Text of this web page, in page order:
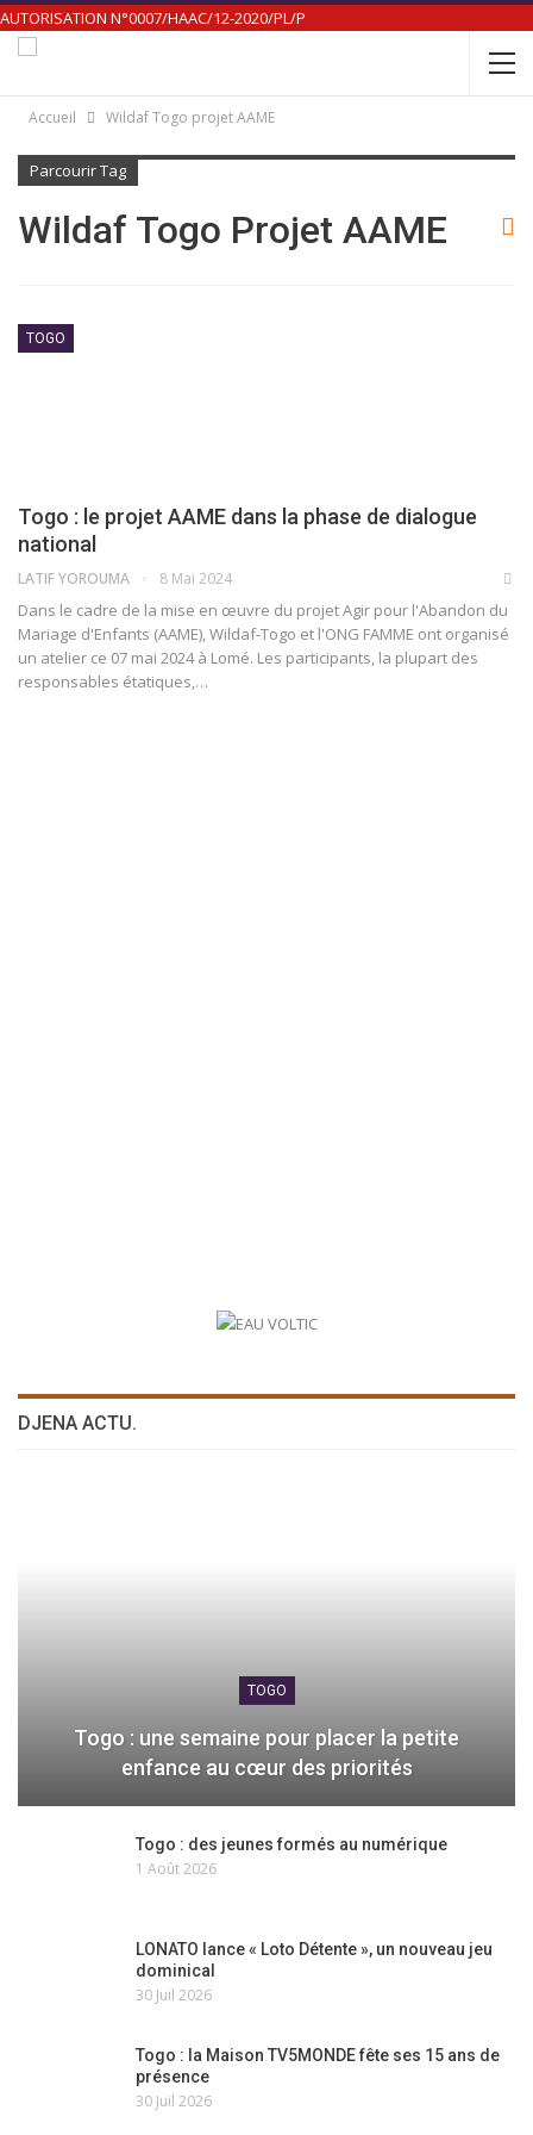
AUTORISATION N°0007/HAAC/12-2020/PL/P
Accueil Wildaf Togo projet AAME
Parcourir Tag
Wildaf Togo Projet AAME
TOGO
Togo : le projet AAME dans la phase de dialogue
national
LATIF YOROUMA 8 Mai 2024
Dans le cadre de la mise en œuvre du projet Agir pour l'Abandon du
Mariage d'Enfants (AAME), Wildaf-Togo et l'ONG FAMME ont organisé
un atelier ce 07 mai 2024 à Lomé. Les participants, la plupart des
responsables étatiques,…
DJENA ACTU.
TOGO
Togo : une semaine pour placer la petite
enfance au cœur des priorités
Togo : des jeunes formés au numérique
1 Août 2026
LONATO lance « Loto Détente », un nouveau jeu
dominical
30 Juil 2026
Togo : la Maison TV5MONDE fête ses 15 ans de
présence
30 Juil 2026